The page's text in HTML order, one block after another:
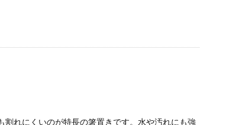
れにくいのが特長の箸置きです。水や汚れにも強